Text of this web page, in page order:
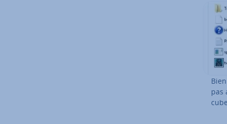
pas